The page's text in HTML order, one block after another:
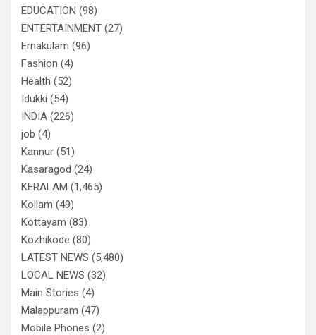
EDUCATION (98)
ENTERTAINMENT (27)
Ernakulam (96)
Fashion (4)
Health (52)
Idukki (54)
INDIA (226)
job (4)
Kannur (51)
Kasaragod (24)
KERALAM (1,465)
Kollam (49)
Kottayam (83)
Kozhikode (80)
LATEST NEWS (5,480)
LOCAL NEWS (32)
Main Stories (4)
Malappuram (47)
Mobile Phones (2)